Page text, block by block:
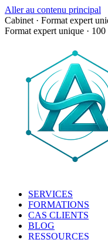
Aller au contenu principal
Cabinet · Format expert
Format expert unique ·
SERVICES
FORMATIONS
CAS CLIENTS
BLOG
RESSOURCES